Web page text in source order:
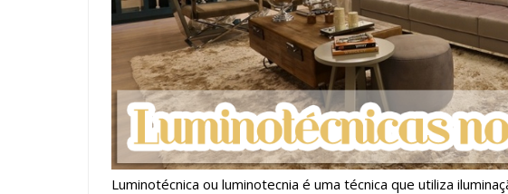
Luminotécnica ou luminotecnia é uma técnica que utiliza